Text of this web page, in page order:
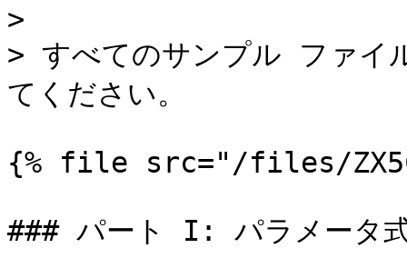
>
> すべてのサンプル ファイ
てください。
{% file src="/files/
### パート I: パラメータ